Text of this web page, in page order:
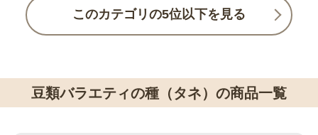
このカテゴリの5位以下を見る
豆類バラエティの種（タネ）の商品一覧